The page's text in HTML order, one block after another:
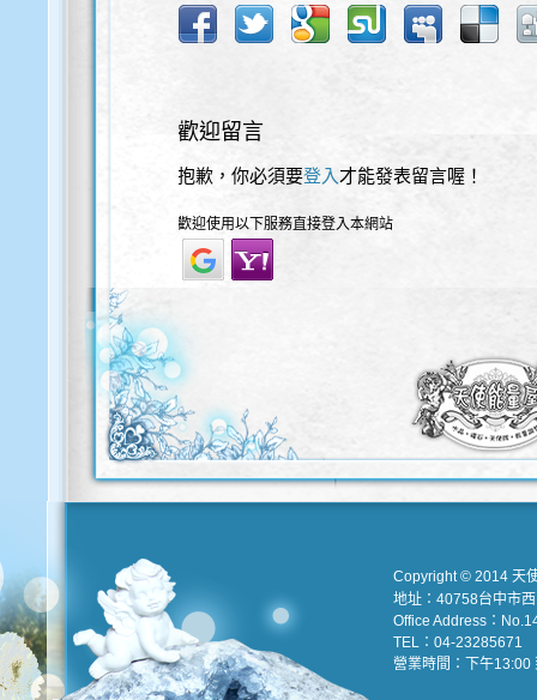
歡迎留言
抱歉，你必須要登入 才能發表留言喔！
歡迎使用以下服務直接登入本網站
Copyright © 2014 天
地址：40758台中市
Office Address：
TEL：04-23285671
營業時間：下午13:00